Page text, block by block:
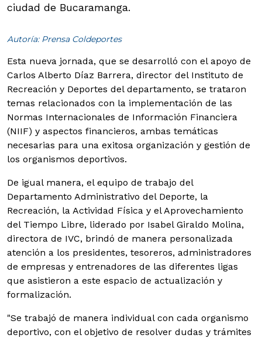
ciudad de Bucaramanga.
Autoría: Prensa Coldeportes
Esta nueva jornada, que se desarrolló con el apoyo de
Carlos Alberto Díaz Barrera, director del Instituto de
Recreación y Deportes del departamento, se trataron
temas relacionados con la implementación de las
Normas Internacionales de Información Financiera
(NIIF) y aspectos financieros, ambas temáticas
necesarias para una exitosa organización y gestión de
los organismos deportivos.
De igual manera, el equipo de trabajo del
Departamento Administrativo del Deporte, la
Recreación, la Actividad Física y el Aprovechamiento
del Tiempo Libre, liderado por Isabel Giraldo Molina,
directora de IVC, brindó de manera personalizada
atención a los presidentes, tesoreros, administradores
de empresas y entrenadores de las diferentes ligas
que asistieron a este espacio de actualización y
formalización.
"Se trabajó de manera individual con cada organismo
deportivo, con el objetivo de resolver dudas y trámites